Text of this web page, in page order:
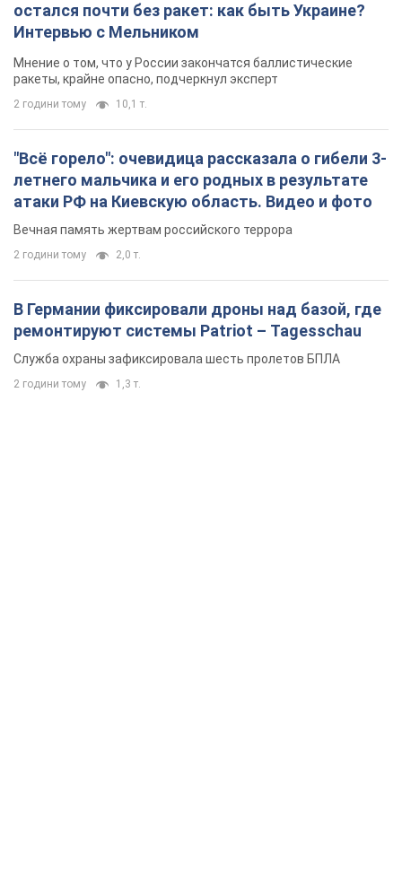
остался почти без ракет: как быть Украине?
Интервью с Мельником
Мнение о том, что у России закончатся баллистические
ракеты, крайне опасно, подчеркнул эксперт
2 години тому 10,1 т.
"Всё горело": очевидица рассказала о гибели 3-
летнего мальчика и его родных в результате
атаки РФ на Киевскую область. Видео и фото
Вечная память жертвам российского террора
2 години тому 2,0 т.
В Германии фиксировали дроны над базой, где
ремонтируют системы Patriot – Tagesschau
Служба охраны зафиксировала шесть пролетов БПЛА
2 години тому 1,3 т.